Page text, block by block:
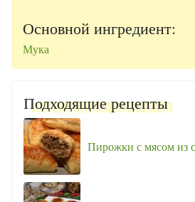
Основной ингредиент:
Мука
Подходящие рецепты
Пирожки с мясом из